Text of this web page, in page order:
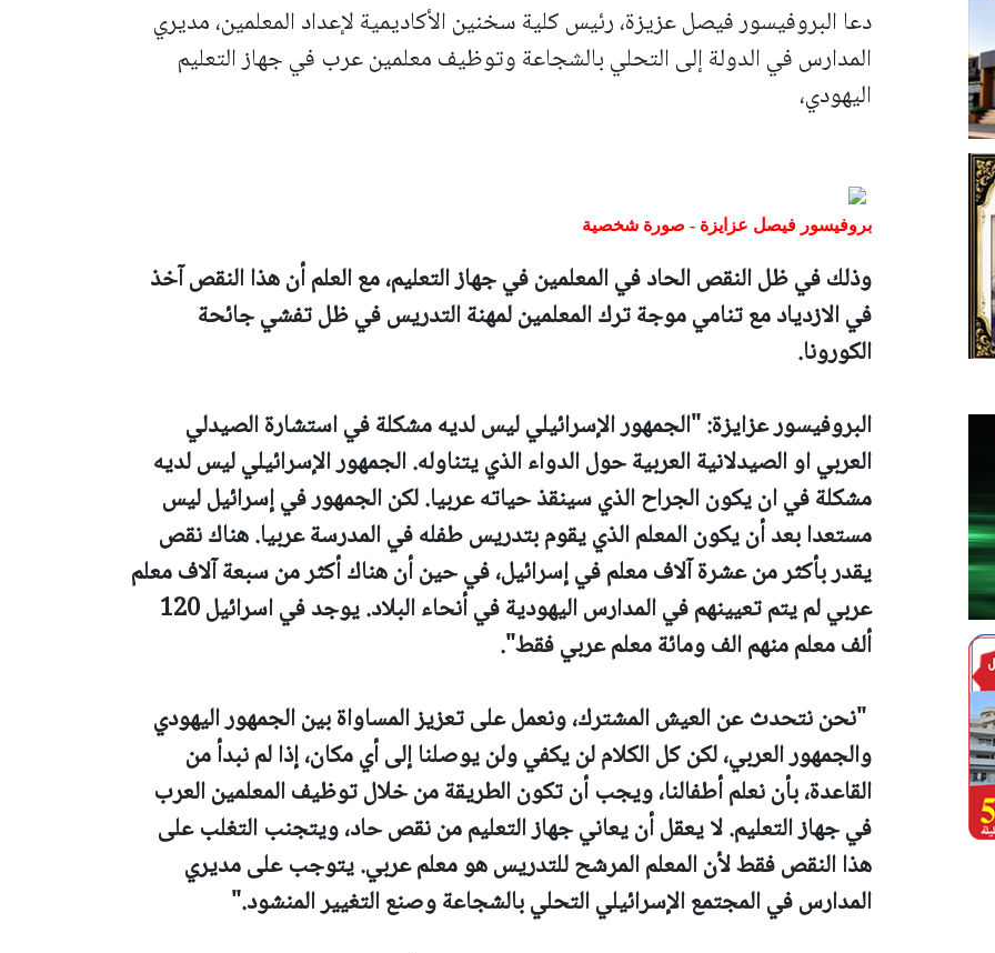
دعا البروفيسور فيصل عزيزة، رئيس كلية سخنين الأكاديمية لإعداد المعلمين، مديري
المدارس في الدولة إلى التحلي بالشجاعة وتوظيف معلمين عرب في جهاز التعليم
اليهودي،
بروفيسور فيصل عزايزة - صورة شخصية
وذلك في ظل النقص الحاد في المعلمين في جهاز التعليم، مع العلم أن هذا النقص آخذ
في الازدياد مع تنامي موجة ترك المعلمين لمهنة التدريس في ظل تفشي جائحة
الكورونا.
البروفيسور عزايزة: "الجمهور الإسرائيلي ليس لديه مشكلة في استشارة الصيدلي
العربي او الصيدلانية العربية حول الدواء الذي يتناوله. الجمهور الإسرائيلي ليس لديه
مشكلة في ان يكون الجراح الذي سينقذ حياته عربيا. لكن الجمهور في إسرائيل ليس
مستعدا بعد أن يكون المعلم الذي يقوم بتدريس طفله في المدرسة عربيا. هناك نقص
يقدر بأكثر من عشرة آلاف معلم في إسرائيل، في حين أن هناك أكثر من سبعة آلاف معلم
عربي لم يتم تعيينهم في المدارس اليهودية في أنحاء البلاد. يوجد في اسرائيل 120
ألف معلم منهم الف ومائة معلم عربي فقط".
"نحن نتحدث عن العيش المشترك، ونعمل على تعزيز المساواة بين الجمهور اليهودي
والجمهور العربي، لكن كل الكلام لن يكفي ولن يوصلنا إلى أي مكان، إذا لم نبدأ من
القاعدة، بأن نعلم أطفالنا، ويجب أن تكون الطريقة من خلال توظيف المعلمين العرب
في جهاز التعليم. لا يعقل أن يعاني جهاز التعليم من نقص حاد، ويتجنب التغلب على
هذا النقص فقط لأن المعلم المرشح للتدريس هو معلم عربي. يتوجب على مديري
المدارس في المجتمع الإسرائيلي التحلي بالشجاعة وصنع التغيير المنشود."